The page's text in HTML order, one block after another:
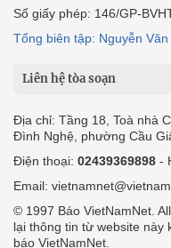
Số giấy phép: 146/GP-
Tổng biên tập: Nguyễn Văn
Liên hệ tòa soạn
Địa chỉ: Tầng 18, Toà nhà
Đình Nghệ, phường Cầu
Điện thoại: 02439369898 -
Email:
© 1997 Báo VietNamNet.
lại thông tin từ website này
báo VietNamNet.